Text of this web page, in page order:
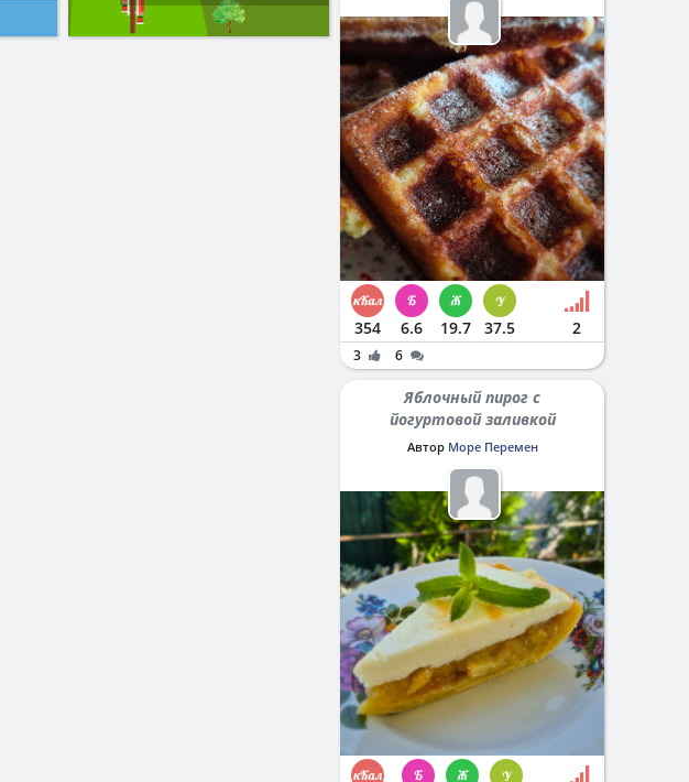
354 6.6 19.7 37.5 2
3 6
Яблочный пирог с
йогуртовой заливкой
Автор Море Перемен